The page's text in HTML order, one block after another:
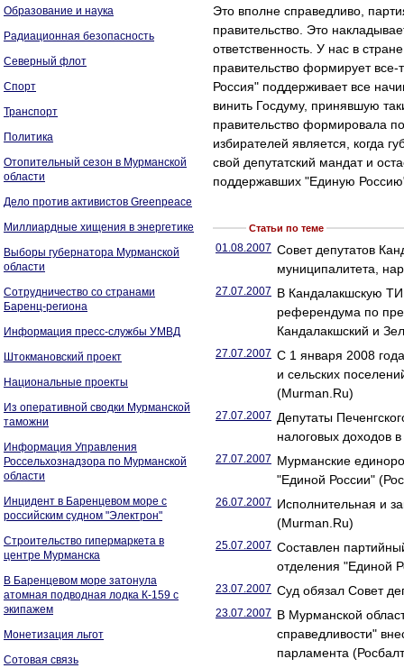
Образование и наука
Радиационная безопасность
Северный флот
Спорт
Транспорт
Политика
Отопительный сезон в Мурманской
области
Дело против активистов Greenpeace
Миллиардные хищения в энергетике
Выборы губернатора Мурманской
области
Сотрудничество со странами
Баренц-региона
Информация пресс-службы УМВД
Штокмановский проект
Национальные проекты
Из оперативной сводки Мурманской
таможни
Информация Управления
Россельхознадзора по Мурманской
области
Инцидент в Баренцевом море с
российским судном "Электрон"
Строительство гипермаркета в
центре Мурманска
В Баренцевом море затонула
атомная подводная лодка К-159 с
экипажем
Монетизация льгот
Сотовая связь
Это вполне справедливо,
правительство. Это
ответственность. У нас в
правительство формирует
Россия" поддерживает все
винить Госдуму, принявшую
правительство формировала
избирателей является, когда
свой депутатский мандат и
поддержавших "Единую
Статьи по теме
01.08.2007 Совет депутатов
муниципалитета,
27.07.2007 В Кандалакшскую
референдума по
Кандалакшский и
27.07.2007 C 1 января 2008
и сельских
(Murman.Ru)
27.07.2007 Депутаты
налоговых доходов
27.07.2007 Мурманские
"Единой России"
26.07.2007 Исполнительная и
(Murman.Ru)
25.07.2007 Составлен
отделения "Единой
23.07.2007 Суд обязал Совет
23.07.2007 В Мурманской
справедливости"
парламента